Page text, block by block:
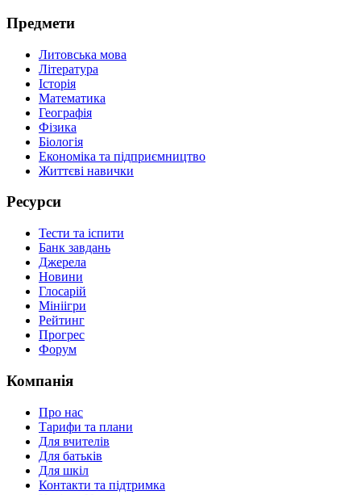
Предмети
Литовська мова
Література
Історія
Математика
Географія
Фізика
Біологія
Економіка та підприємництво
Життєві навички
Ресурси
Тести та іспити
Банк завдань
Джерела
Новини
Глосарій
Мініігри
Рейтинг
Прогрес
Форум
Компанія
Про нас
Тарифи та плани
Для вчителів
Для батьків
Для шкіл
Контакти та підтримка